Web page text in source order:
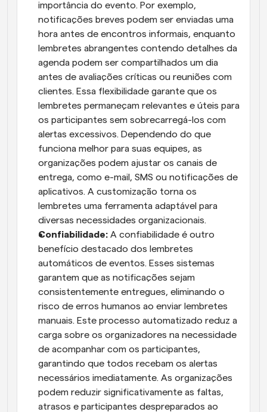
importância do evento. Por exemplo,
notificações breves podem ser enviadas uma
hora antes de encontros informais, enquanto
lembretes abrangentes contendo detalhes da
agenda podem ser compartilhados um dia
antes de avaliações críticas ou reuniões com
clientes. Essa flexibilidade garante que os
lembretes permaneçam relevantes e úteis para
os participantes sem sobrecarregá-los com
alertas excessivos. Dependendo do que
funciona melhor para suas equipes, as
organizações podem ajustar os canais de
entrega, como e-mail, SMS ou notificações de
aplicativos. A customização torna os
lembretes uma ferramenta adaptável para
diversas necessidades organizacionais.
Confiabilidade: A confiabilidade é outro
benefício destacado dos lembretes
automáticos de eventos. Esses sistemas
garantem que as notificações sejam
consistentemente entregues, eliminando o
risco de erros humanos ao enviar lembretes
manuais. Este processo automatizado reduz a
carga sobre os organizadores na necessidade
de acompanhar com os participantes,
garantindo que todos recebam os alertas
necessários imediatamente. As organizações
podem reduzir significativamente as faltas,
atrasos e participantes despreparados ao